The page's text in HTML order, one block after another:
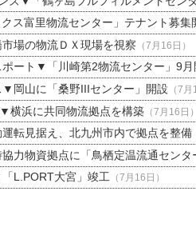
ス富里物流センター」テナント募集
場の物流ＤＸ現場を視察 （7月16日）
ポート▼「川崎第2物流センター」9月
▼岡山に「桑野IIIセンター」開設 （7月
横浜に共同物流拠点を構築（7月16日）
転見据え、北九州市内で拠点を整備
力物資拠点に「鳥栖定温流通センタ
L.PORT大宮」竣工 （7月16日）